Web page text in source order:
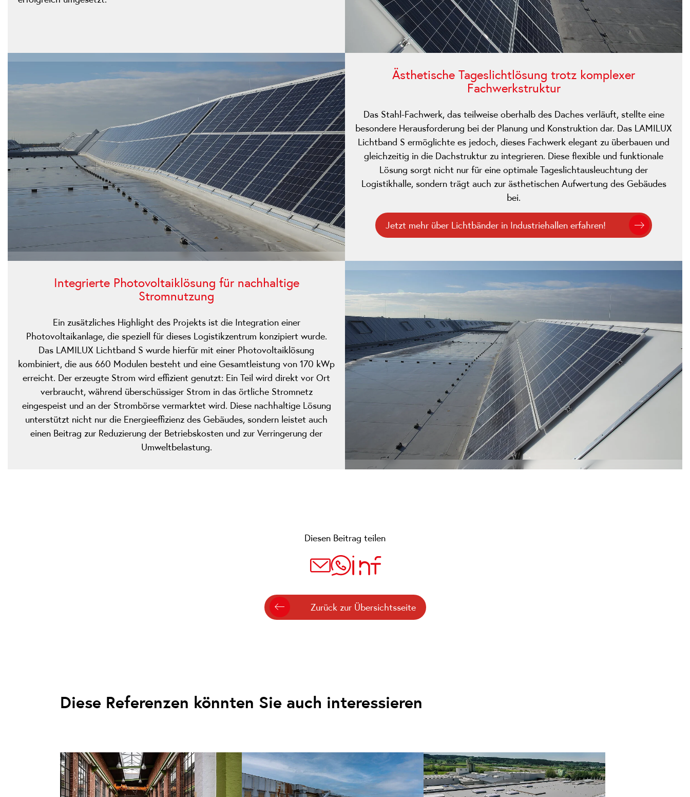
Ästhetische Tageslichtlösung trotz komplexer
Fachwerkstruktur
Das Stahl-Fachwerk, das teilweise oberhalb des Daches verläuft, stellte eine
besondere Herausforderung bei der Planung und Konstruktion dar. Das LAMILUX
Lichtband S ermöglichte es jedoch, dieses Fachwerk elegant zu überbauen und
gleichzeitig in die Dachstruktur zu integrieren. Diese flexible und funktionale
Lösung sorgt nicht nur für eine optimale Tageslichtausleuchtung der
Logistikhalle, sondern trägt auch zur ästhetischen Aufwertung des Gebäudes
bei.
Jetzt mehr über Lichtbänder in Industriehallen erfahren!
Integrierte Photovoltaiklösung für nachhaltige
Stromnutzung
Ein zusätzliches Highlight des Projekts ist die Integration einer
Photovoltaikanlage, die speziell für dieses Logistikzentrum konzipiert wurde.
Das LAMILUX Lichtband S wurde hierfür mit einer Photovoltaiklösung
kombiniert, die aus 660 Modulen besteht und eine Gesamtleistung von 170 kWp
erreicht. Der erzeugte Strom wird effizient genutzt: Ein Teil wird direkt vor Ort
verbraucht, während überschüssiger Strom in das örtliche Stromnetz
eingespeist und an der Strombörse vermarktet wird. Diese nachhaltige Lösung
unterstützt nicht nur die Energieeffizienz des Gebäudes, sondern leistet auch
einen Beitrag zur Reduzierung der Betriebskosten und zur Verringerung der
Umweltbelastung.
Diesen Beitrag teilen
Zurück zur Übersichtsseite
Diese Referenzen könnten Sie auch interessieren